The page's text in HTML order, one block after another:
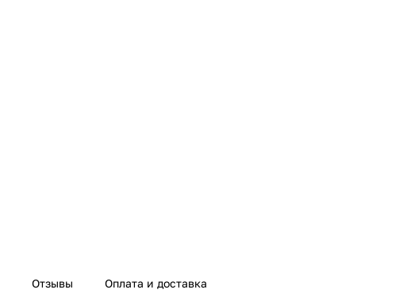
Отзывы Оплата и доставка